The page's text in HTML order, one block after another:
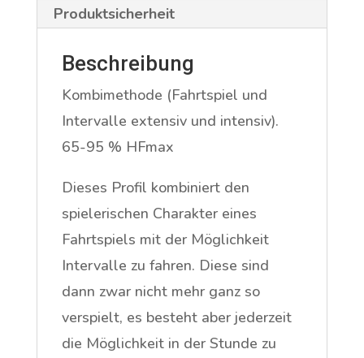
Produktsicherheit
Beschreibung
Kombimethode (Fahrtspiel und
Intervalle extensiv und intensiv).
65-95 % HFmax
Dieses Profil kombiniert den
spielerischen Charakter eines
Fahrtspiels mit der Möglichkeit
Intervalle zu fahren. Diese sind
dann zwar nicht mehr ganz so
verspielt, es besteht aber jederzeit
die Möglichkeit in der Stunde zu